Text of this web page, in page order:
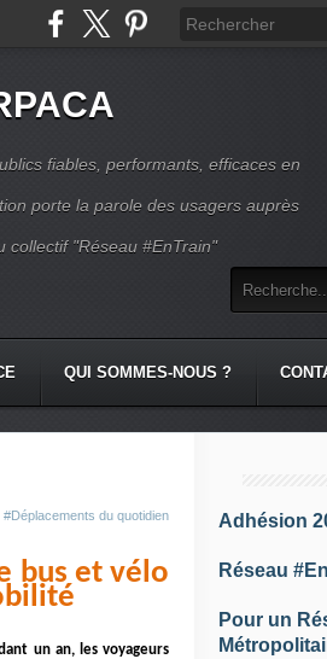
fiables, performants, efficaces en
porte la parole des usagers auprès
collectif "Réseau #EnTrain"
QUI SOMMES-NOUS ?
#Déplacements du quotidien
bus et vélo
un an, les voyageurs
Adhésion
Réseau
Pour un